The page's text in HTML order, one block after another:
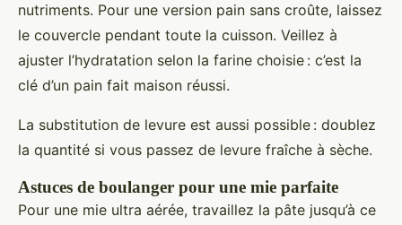
nutriments. Pour une version pain sans croûte, laissez
le couvercle pendant toute la cuisson. Veillez à
ajuster l’hydratation selon la farine choisie : c’est la
clé d’un pain fait maison réussi.
La substitution de levure est aussi possible : doublez
la quantité si vous passez de levure fraîche à sèche.
Astuces de boulanger pour une mie parfaite
Pour une mie ultra aérée, travaillez la pâte jusqu’à ce